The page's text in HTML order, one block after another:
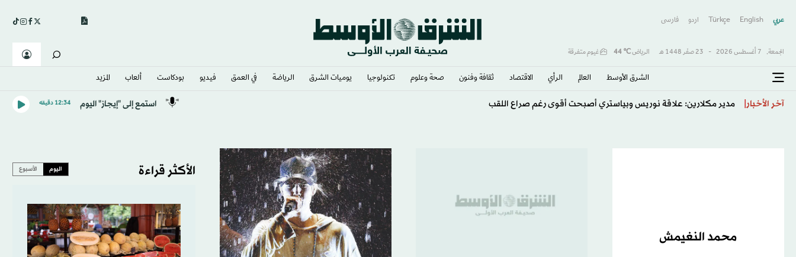
عربي English
Türkçe اردو فارسى
الجمعة, 7 أغسطس 2026 - 23 صفَر 1448 هـ الرياض℃
44 غيوم متفرقة
الشرق الأوسط​ العالم الرأي الاقتصاد ثقافة وفنون صحة وعلوم تكنولوجيا يوميات الشرق​ الرياضة في العمق فيديو بودكاست ألعاب المزيد
آخر الأخبار مدير مكلارين: علاقة نوريس وبياستري أصبحت أقوى رغم صراع اللقب استمع إلى "إيجاز" اليوم 12:34 دقيقه
محمد النغيمش
الأكثر قراءة اليوم الأسبوع